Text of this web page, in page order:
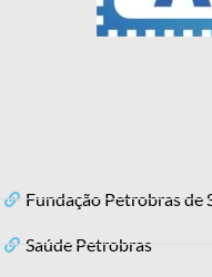
Fundação Petrobras de
Saúde Petrobras